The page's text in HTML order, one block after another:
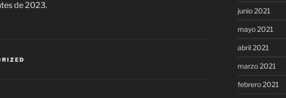
de 2023.
junio 2021
mayo 2021
abril 2021
marzo 2021
febrero 2021